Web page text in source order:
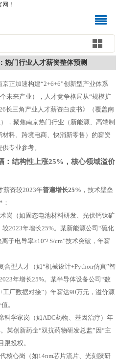
！
热门行业人才薪资整体预测
正加速构建“2+6+6”创新型产业体系
未来产业），人才竞争格局从“规模扩
长三角产业人才薪资白皮书》（覆盖南
，聚焦南京热门行业（新能源、高端制
料、跨境电商、快消新零售）的薪资
专业参考。
：结构性上涨25%，核心领域溢价
薪资较2023年普遍增长25% ，技术壁垒
术岗（如固态电池材料研发、光伏钙钛矿
2023年增长25%。某新能源公司“硫化
子电导率≥10⁻³ S/cm”技术突破，年薪
合型人才（如“机械设计+Python仿真”智
年增长25%。某半导体设备公司“数
厂数据对接”）年薪达90万元，溢价源
。
科学家岗（如ADC药物、基因治疗）年
某创新药企“双抗药物研发总监”因“主
跟投权。
代核心岗（如14nm芯片流片、光刻胶研